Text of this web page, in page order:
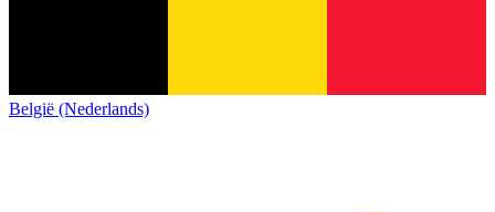
België (Nederlands)